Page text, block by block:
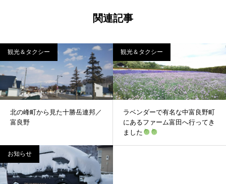
関連記事
観光＆タクシー
北の峰町から見た十勝岳連邦／
富良野
観光＆タクシー
ラベンダーで有名な中富良野町
にあるファーム富田へ行ってき
ました
お知らせ